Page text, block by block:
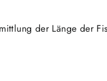
der Länge der